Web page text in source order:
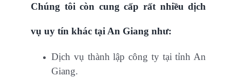
Chúng tôi còn cung cấp rất nhiều dịch
vụ uy tín khác tại An Giang như:
Dịch vụ thành lập công ty tại tỉnh An
Giang.